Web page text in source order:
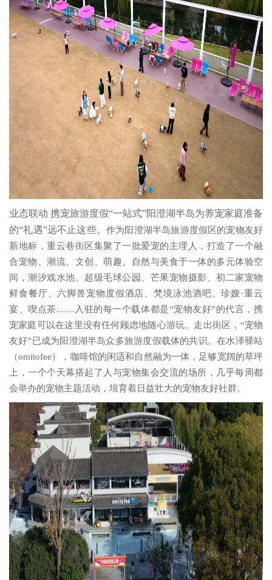
业态联动 携宠旅游度假“一站式”阳澄湖半岛为养宠家庭准备
的“礼遇”远不止这些。作为阳澄湖半岛旅游度假区的宠物友好
新地标，重云巷街区集聚了一批爱宠的主理人，打造了一个融
合宠物、潮流、文创、萌趣、自然与美食于一体的多元体验空
间，潮汐戏水池、超级毛球公园、芒果宠物摄影、初二家宠物
鲜食餐厅、六脚兽宠物度假酒店、梵境泳池酒吧、珍嫂·重云
宴、喫点茶……入驻的每一个载体都是“宠物友好”的代言，携
宠家庭可以在这里没有任何顾虑地随心游玩。走出街区，“宠物
友好”已成为阳澄湖半岛众多旅游度假载体的共识。在水泽驿站
（omitofee），咖啡馆的闲适和自然融为一体，足够宽阔的草坪
上，一个个天幕搭起了人与宠物集会交流的场所，几乎每周都
会举办的宠物主题活动，培育着日益壮大的宠物友好社群。